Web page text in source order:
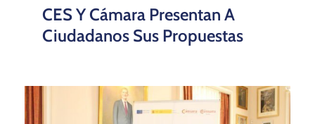
CES Y Cámara Presentan A
Ciudadanos Sus Propuestas